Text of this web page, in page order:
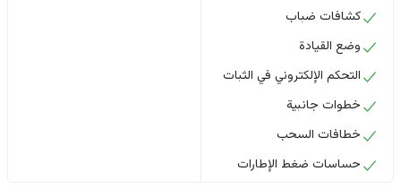
كشافات ضباب
وضع القيادة
التحكم الإلكتروني في الثبات
خطوات جانبية
خطافات السحب
حساسات ضغط الإطارات